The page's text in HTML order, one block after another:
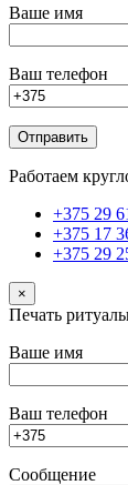
Ваше имя
Ваш телефон
Работаем
+375 29
+375 17
+375 29
×
Печать
Ваше имя
Ваш телефон
Сообщение